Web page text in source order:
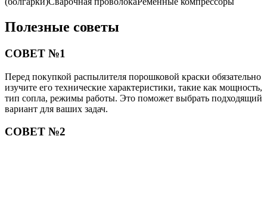
Полезные советы
СОВЕТ №1
Перед покупкой распылителя порошковой краски обязательно
изучите его технические характеристики, такие как мощность,
тип сопла, режимы работы. Это поможет выбрать подходящий
вариант для ваших задач.
СОВЕТ №2